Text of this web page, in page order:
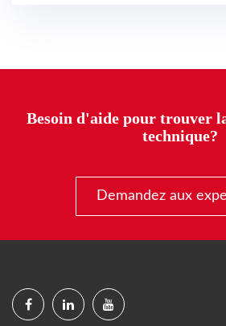
Besoin d'aide pour trouver
technique?
Demandez aux